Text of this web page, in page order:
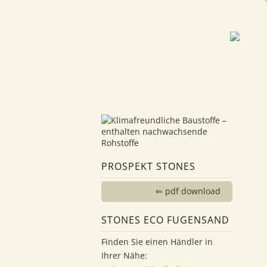
PROSPEKT STONES
⇐ pdf download
STONES ECO FUGENSAND
Finden Sie einen Händler in
Ihrer Nähe: